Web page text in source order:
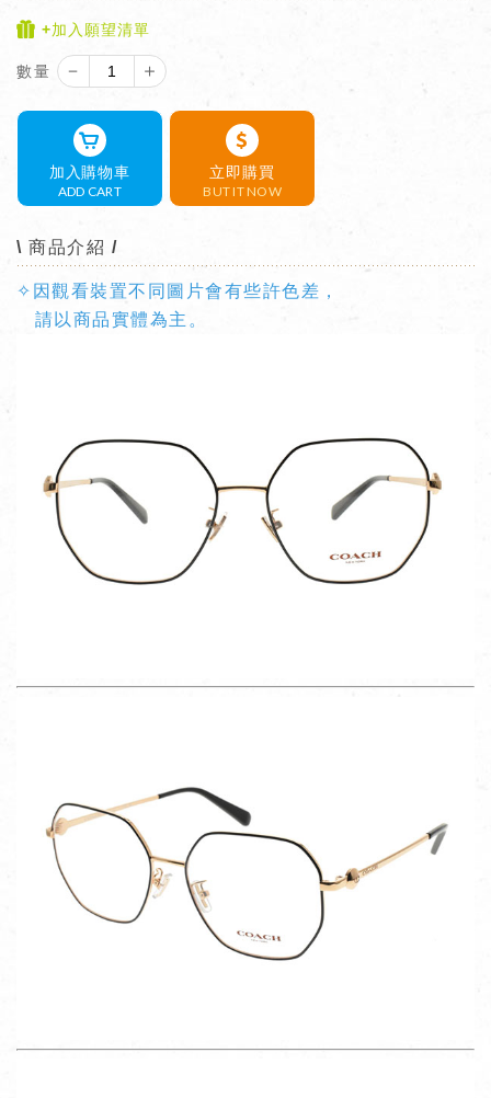
+加入願望清單
數量 － ＋
加入購物車
ADD CART
立即購買
BUT IT NOW
\ 商品介紹 /
✧因觀看裝置不同圖片會有些許色差，
請以商品實體為主。